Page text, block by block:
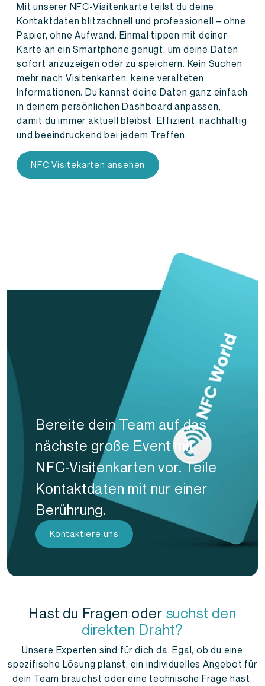
Mit unserer NFC-Visitenkarte teilst du deine
Kontaktdaten blitzschnell und professionell – ohne
Papier, ohne Aufwand. Einmal tippen mit deiner
Karte an ein Smartphone genügt, um deine Daten
sofort anzuzeigen oder zu speichern. Kein Suchen
mehr nach Visitenkarten, keine veralteten
Informationen. Du kannst deine Daten ganz einfach
in deinem persönlichen Dashboard anpassen,
damit du immer aktuell bleibst. Effizient, nachhaltig
und beeindruckend bei jedem Treffen.
NFC Visitekarten ansehen
Bereite dein Team auf das
nächste große Event mit
NFC-Visitenkarten vor. Teile
Kontaktdaten mit nur einer
Berührung.
Kontaktiere uns
Hast du Fragen oder suchst den
direkten Draht?
Unsere Experten sind für dich da. Egal, ob du eine
spezifische Lösung planst, ein individuelles Angebot für
dein Team brauchst oder eine technische Frage hast,